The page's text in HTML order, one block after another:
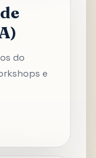
do
e